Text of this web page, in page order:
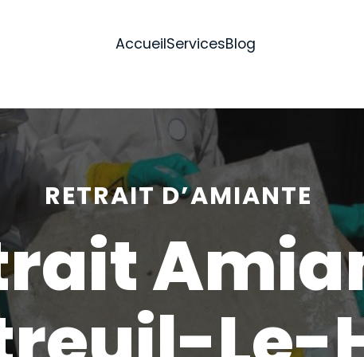
AccueilServicesBlog
RETRAIT D’AMIANTE